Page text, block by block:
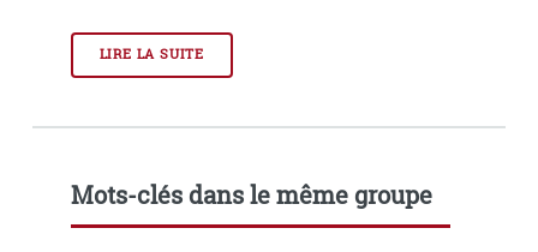
LIRE LA SUITE
Mots-clés dans le même groupe